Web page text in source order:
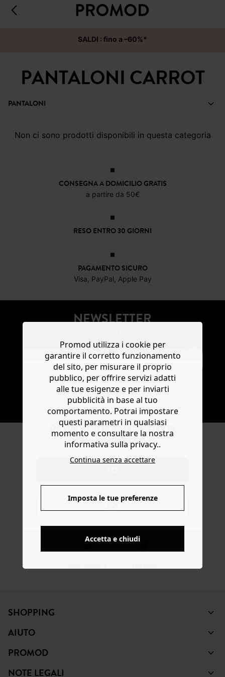
Do you want to be redirected to
www.promod.com ?
SALDI : fino a –60%*
PANTALONI CARROT
PANTALONI
Non ci sono prodotti disponibili in questa categoria
CONSEGNA A DOMICILIO GRATIS
a partire da 50€
RESO ENTRO 30 GIORNI
PAGAMENTO SICURO
Visa, PayPal, Apple Pay
NEWSLETTER
SOTTOSCRIVI
SEGUICI
FACEBOOK INSTAGRAM YOUTUBE
PINTEREST TIKTOK
SHOPPING
AIUTO
PROMOD
NOTE LEGALI
Promod utilizza i cookie per
garantire il corretto funzionamento
del sito, per misurare il proprio
pubblico, per offrire servizi adatti
alle tue esigenze e per inviarti
pubblicità in base al tuo
comportamento. Potrai impostare
questi parametri in qualsiasi
momento e consultare la nostra
informativa sulla privacy..
Continua senza accettare
Imposta le tue preferenze
Accetta e chiudi